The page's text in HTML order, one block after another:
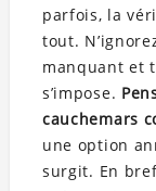
parfois, la
tout.
manquant et
s’impose.
cauchemars
une option
surgit. En